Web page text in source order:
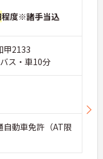
程度※諸手当込
甲2133
ス・車10分
動車免許（AT限